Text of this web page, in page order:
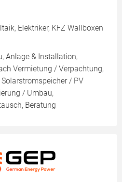
Elektriker, KFZ Wallboxen
Anlage & Installation,
Vermietung / Verpachtung,
/ PV
/ Umbau,
Beratung